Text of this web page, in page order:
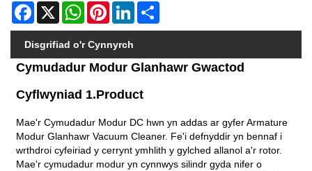
Facebook
X WhatsAppPinterestLinkedIn
Disgrifiad o'r Cynnyrch
Cymudadur Modur Glanhawr Gwactod
Cyflwyniad 1.Product
Mae'r Cymudadur Modur DC hwn yn addas ar gyfer Armature
Modur Glanhawr Vacuum Cleaner. Fe'i defnyddir yn bennaf i
wrthdroi cyfeiriad y cerrynt ymhlith y gylched allanol a'r rotor.
Mae'r cymudadur modur yn cynnwys silindr gyda nifer o